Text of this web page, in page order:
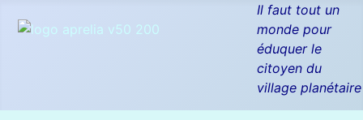
Il faut tout un
monde pour
éduquer le
citoyen du
village planétaire